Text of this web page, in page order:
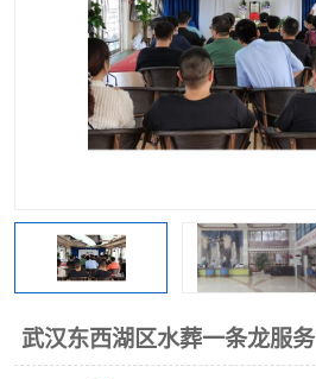
武汉东西湖区水葬一条龙服务